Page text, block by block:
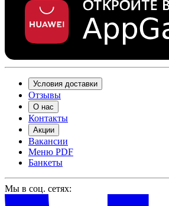
Условия доставки
Отзывы
О нас
Контакты
Акции
Вакансии
Меню PDF
Банкеты
Мы в соц. сетях: